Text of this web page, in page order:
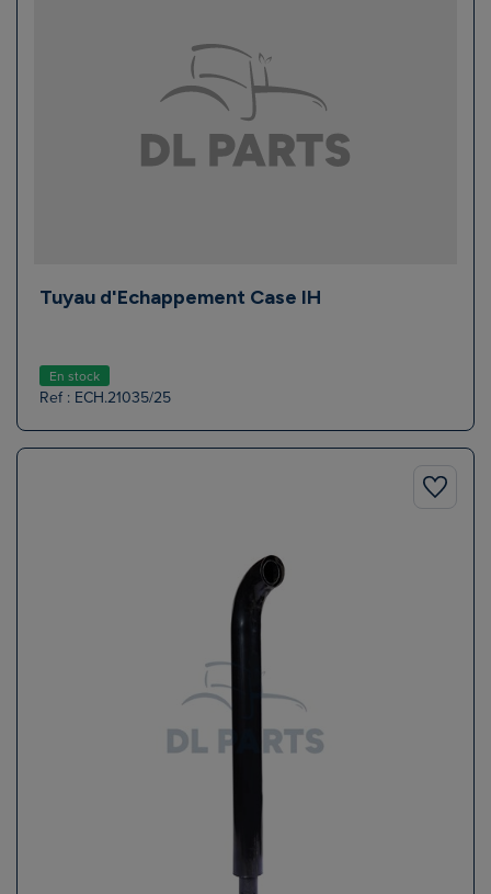
Tuyau d'Echappement Case IH
En stock
Ref : ECH.21035/25